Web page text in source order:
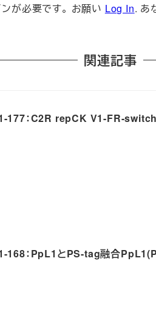
が必要です。 お願い Log In. あ
関連記事
177：C2R repCK V1-FR-
168：PpL1とPS-tag融合